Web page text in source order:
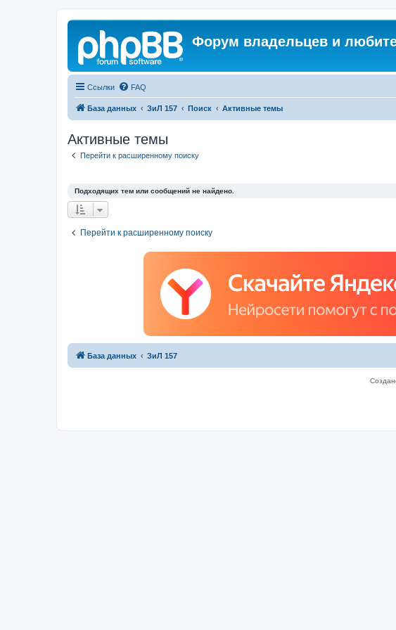
Форум владельцев и
Ссылки FAQ
База данных ЗиЛ 157 Поиск Активные темы
Активные темы
Перейти к расширенному поиску
Подходящих тем или сообщений не найдено.
Перейти к расширенному поиску
База данных ЗиЛ 157